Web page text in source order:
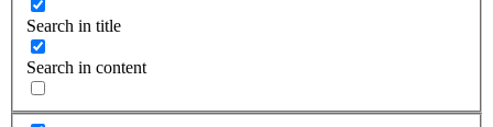
Search in title
Search in content